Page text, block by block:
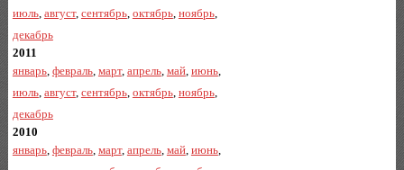
июль, август, сентябрь, октябрь, ноябрь,
декабрь
2011
январь, февраль, март, апрель, май, июнь,
июль, август, сентябрь, октябрь, ноябрь,
декабрь
2010
январь, февраль, март, апрель, май, июнь,